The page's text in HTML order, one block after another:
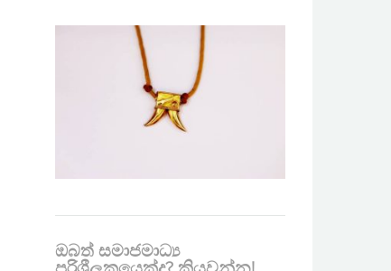
ඔබත් සමාජමාධ්‍ය